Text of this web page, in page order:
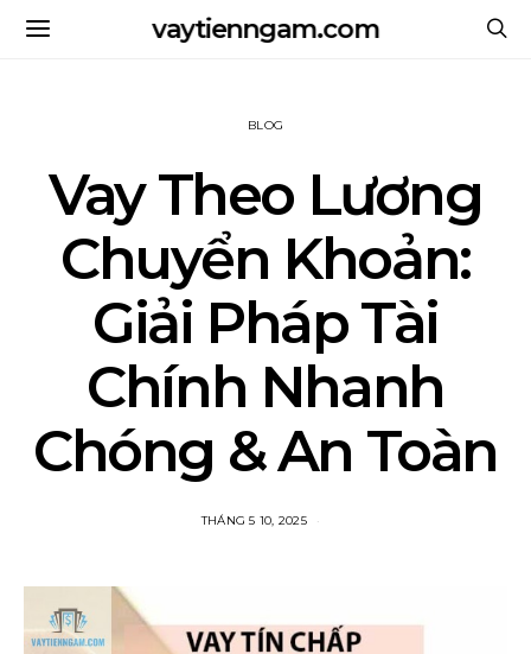
vaytienngam.com
BLOG
Vay Theo Lương
Chuyển Khoản:
Giải Pháp Tài
Chính Nhanh
Chóng & An Toàn
THÁNG 5 10, 2025